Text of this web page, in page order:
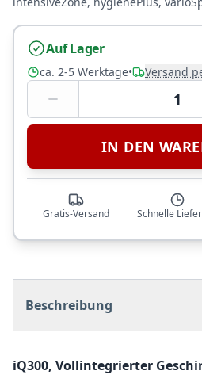
Auf Lager
ca. 2-5 Werktage• Versand
1
IN DEN
Gratis-Versand Schnelle
Beschreibung
iQ300, Vollintegrierter